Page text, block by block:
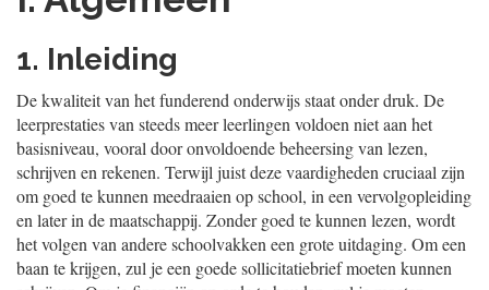
1. Inleiding
De kwaliteit van het funderend onderwijs staat onder druk. De
leerprestaties van steeds meer leerlingen voldoen niet aan het
basisniveau, vooral door onvoldoende beheersing van lezen,
schrijven en rekenen. Terwijl juist deze vaardigheden cruciaal zijn
om goed te kunnen meedraaien op school, in een vervolgopleiding
en later in de maatschappij. Zonder goed te kunnen lezen, wordt
het volgen van andere schoolvakken een grote uitdaging. Om een
baan te krijgen, zul je een goede sollicitatiebrief moeten kunnen